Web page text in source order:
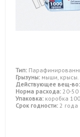
Тип:
Грызуны: мыши, крысы.
Действующее вещ-во:
Норма расхода: 20-50
Упаковка: коробка
Срок годности: 2 года